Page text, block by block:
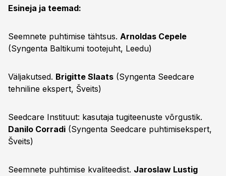
Esineja ja teemad:
Seemnete puhtimise tähtsus. Arnoldas Cepele
(Syngenta Baltikumi tootejuht, Leedu)
Väljakutsed. Brigitte Slaats (Syngenta Seedcare
tehniline ekspert, Šveits)
Seedcare Instituut: kasutaja tugiteenuste võrgustik.
Danilo Corradi (Syngenta Seedcare puhtimisekspert,
Šveits)
Seemnete puhtimise kvaliteedist. Jaroslaw Lustig